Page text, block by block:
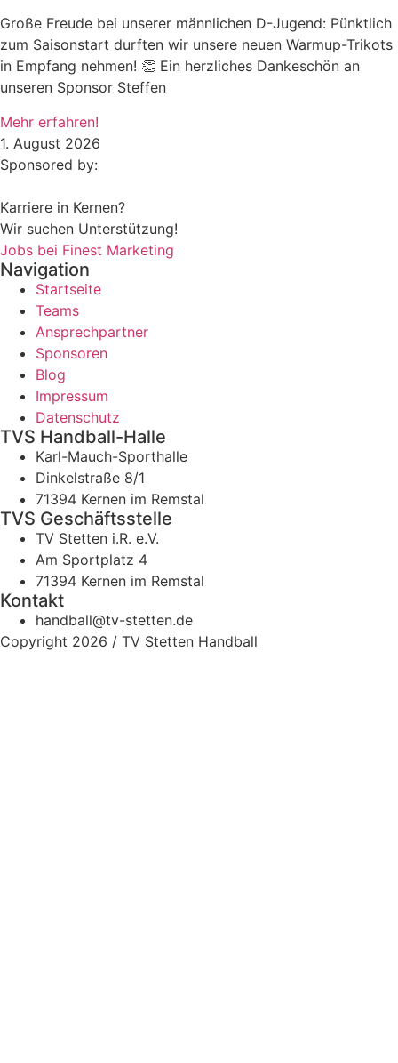
Große Freude bei unserer männlichen D-Jugend: Pünktlich
zum Saisonstart durften wir unsere neuen Warmup-Trikots
in Empfang nehmen! 👏 Ein herzliches Dankeschön an
unseren Sponsor Steffen
Mehr erfahren!
1. August 2026
Sponsored by:
Karriere in Kernen?
Wir suchen Unterstützung!
Jobs bei Finest Marketing
Navigation
Startseite
Teams
Ansprechpartner
Sponsoren
Blog
Impressum
Datenschutz
TVS Handball-Halle
Karl-Mauch-Sporthalle
Dinkelstraße 8/1
71394 Kernen im Remstal
TVS Geschäftsstelle
TV Stetten i.R. e.V.
Am Sportplatz 4
71394 Kernen im Remstal
Kontakt
handball@tv-stetten.de
Copyright 2026 / TV Stetten Handball